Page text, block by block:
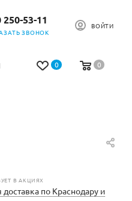
250-53-11
ЗВОНОК
ВОЙТИ
0 0
В АКЦИЯХ
доставка по Краснодару и